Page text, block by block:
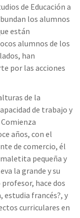
de Educación a
los alumnos
están
alumnos de los
han
por las acciones
de la
de trabajo y
años, con el
de comercio, él
pequeña y
la grande y su
profesor, hace dos
estudia francés?, y
curriculares en